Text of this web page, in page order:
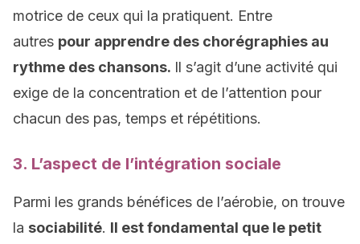
motrice de ceux qui la pratiquent. Entre
autres pour apprendre des chorégraphies au
rythme des chansons. Il s’agit d’une activité qui
exige de la concentration et de l’attention pour
chacun des pas, temps et répétitions.
3. L’aspect de l’intégration sociale
Parmi les grands bénéfices de l’aérobie, on trouve
la sociabilité. Il est fondamental que le petit